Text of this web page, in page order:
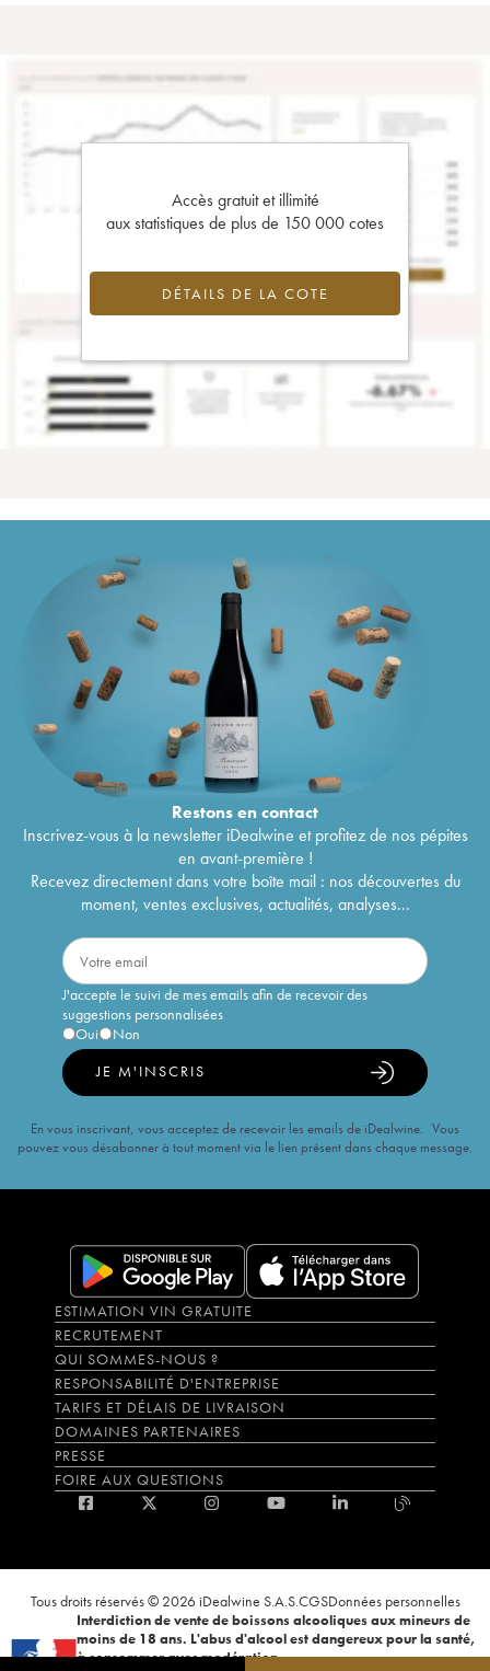
Accès gratuit et illimité
aux statistiques de plus de 150 000 cotes
DÉTAILS DE LA COTE
Restons encontact
Inscrivez-vous à la newsletter iDealwine et profitez de nos pépites
en avant-première !
Recevez directement dans votre boîte mail : nos découvertes du
moment, ventes exclusives, actualités, analyses...
J'accepte le suivi de mes emails afin de recevoir des
suggestions personnalisées
Oui
Non
JE M'INSCRIS
En vous inscrivant, vous acceptez de recevoir les emails de iDealwine. Vous
pouvez vous désabonner à tout moment via le lien présent dans chaque message.
ESTIMATION VIN GRATUITE
RECRUTEMENT
QUI SOMMES-NOUS ?
RESPONSABILITÉ D'ENTREPRISE
TARIFS ET DÉLAIS DE LIVRAISON
DOMAINES PARTENAIRES
PRESSE
FOIRE AUX QUESTIONS
Tous droits réservés © 2026 iDealwine S.A.S.CGSDonnées personnelles
Interdiction de vente de boissons alcooliques aux mineurs de
moins de 18 ans. L'abus d'alcool est dangereux pour la santé,
à consommer avec modération.